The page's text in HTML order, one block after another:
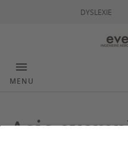
DYSLEXIE
MENU
Asie